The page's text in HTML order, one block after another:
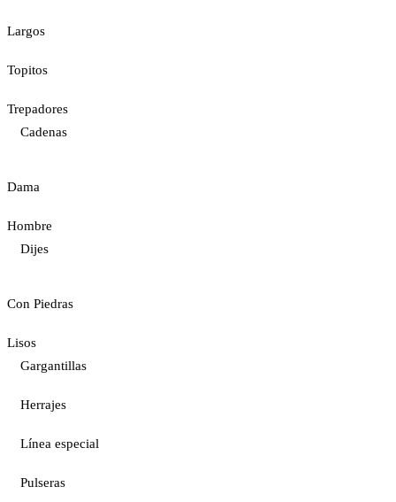
Largos
Topitos
Trepadores
Cadenas
Dama
Hombre
Dijes
Con Piedras
Lisos
Gargantillas
Herrajes
Línea especial
Pulseras